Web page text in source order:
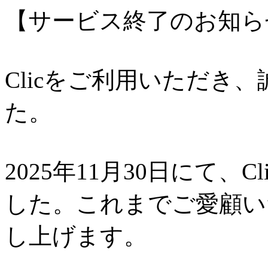
【サービス終了のお知
Clicをご利用いただき
た。
2025年11月30日にて、
した。これまでご愛顧
し上げます。